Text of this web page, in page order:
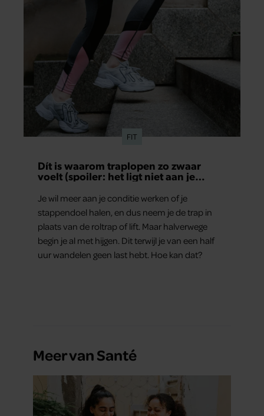
FIT
Dít is waarom traplopen zo zwaar
voelt (spoiler: het ligt niet aan je
Je wil meer aan je conditie werken of je
stappendoel halen, en dus neem je de trap in
plaats van de roltrap of lift. Maar halverwege
begin je al met hijgen. Dit terwijl je van een half
uur wandelen geen last hebt. Hoe kan dat?
Meer van Santé